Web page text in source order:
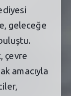
geleceğe
çevre
amacıyla